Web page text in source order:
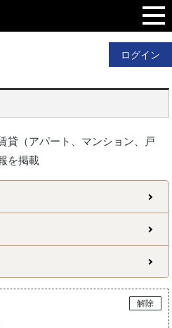
ログイン
貸（アパート、マンション、戸
を掲載
解除